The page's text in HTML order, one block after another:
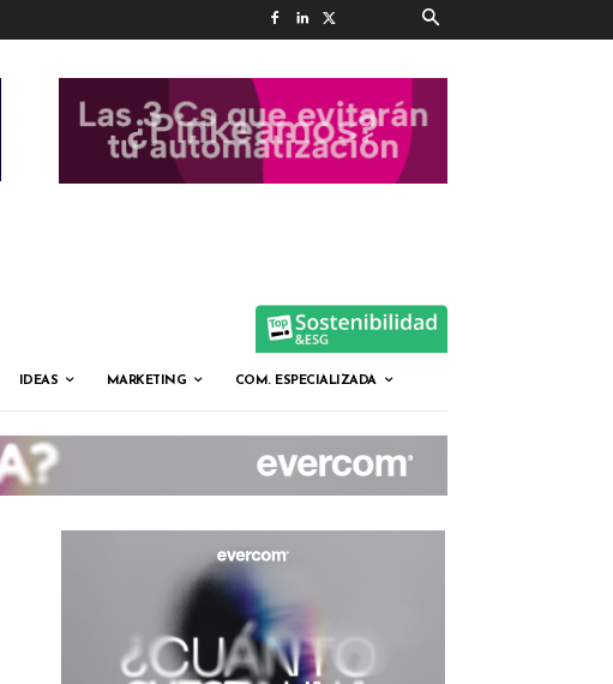
IDEAS MARKETING COM. ESPECIALIZADA